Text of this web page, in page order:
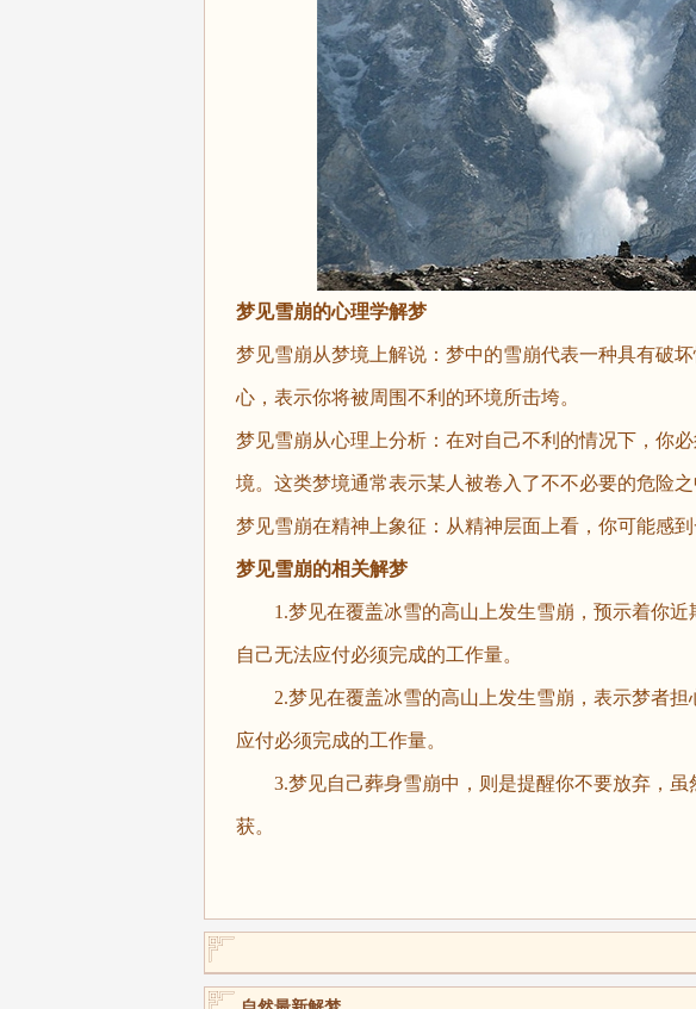
梦见雪崩的心理学解梦
梦见雪崩从梦境上解说：梦中的雪崩代表一种具有破
心，表示你将被周围不利的环境所击垮。
梦见雪崩从心理上分析：在对自己不利的情况下，你
境。这类梦境通常表示某人被卷入了不不必要的危险之
梦见雪崩在精神上象征：从精神层面上看，你可能感到
梦见雪崩的相关解梦
1.梦见在覆盖冰雪的高山上发生雪崩，预示着你近
自己无法应付必须完成的工作量。
2.梦见在覆盖冰雪的高山上发生雪崩，表示梦者担
应付必须完成的工作量。
3.梦见自己葬身雪崩中，则是提醒你不要放弃，虽
获。